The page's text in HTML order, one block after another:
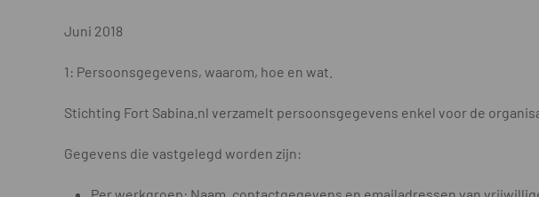
Juni 2018
1: Persoonsgegevens, waarom, hoe en wat.
Stichting Fort Sabina.nl verzamelt persoonsgegevens enkel voor de
Gegevens die vastgelegd worden zijn: